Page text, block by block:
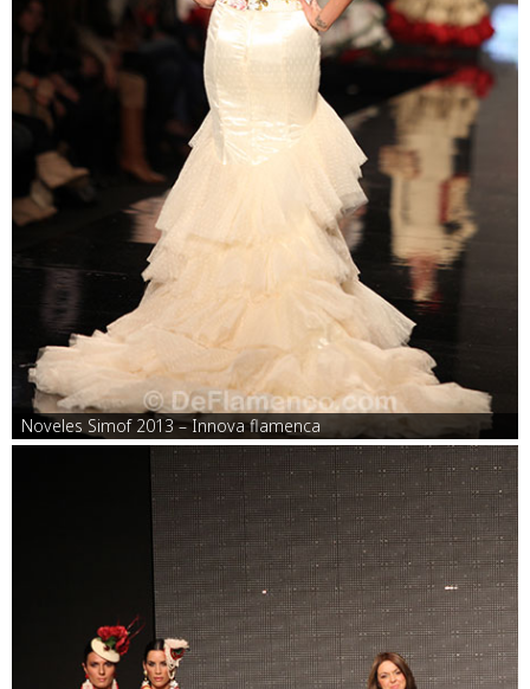
Noveles Simof 2013 – Innova flamenca